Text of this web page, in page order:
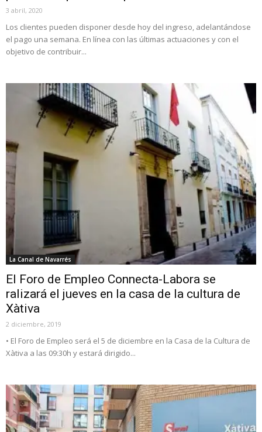
3 abril, 2020
Los clientes pueden disponer desde hoy del ingreso, adelantándose
el pago una semana. En línea con las últimas actuaciones y con el
objetivo de contribuir...
La Canal de Navarrés
El Foro de Empleo Connecta-Labora se
ralizará el jueves en la casa de la cultura de
Xàtiva
2 diciembre, 2019
• El Foro de Empleo será el 5 de diciembre en la Casa de la Cultura de
Xàtiva a las 09:30h y estará dirigido...